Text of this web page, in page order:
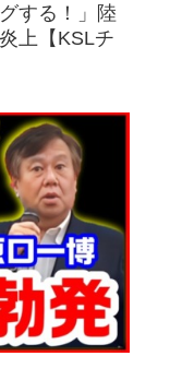
する！」陸
上【KSLチ